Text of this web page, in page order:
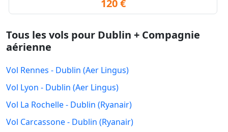
120 €
Tous les vols pour Dublin + Compagnie
aérienne
Vol Rennes - Dublin (Aer Lingus)
Vol Lyon - Dublin (Aer Lingus)
Vol La Rochelle - Dublin (Ryanair)
Vol Carcassone - Dublin (Ryanair)